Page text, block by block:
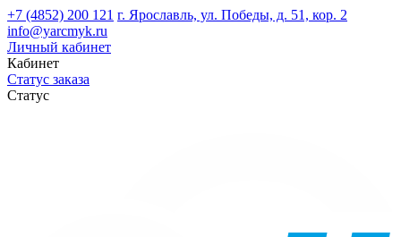
+7 (4852) 200 121 г. Ярославль, ул. Победы, д. 51, кор. 2
info@yarcmyk.ru
Личный кабинет
Кабинет
Статус заказа
Статус